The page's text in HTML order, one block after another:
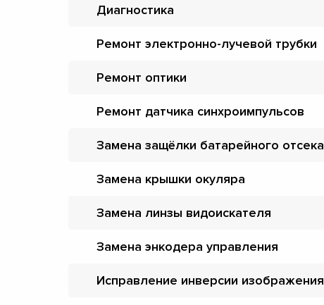
Диагностика
Ремонт электронно-лучевой трубки
Ремонт оптики
Ремонт датчика синхроимпульсов
Замена защёлки батарейного отсека
Замена крышки окуляра
Замена линзы видоискателя
Замена энкодера управления
Исправление инверсии изображения